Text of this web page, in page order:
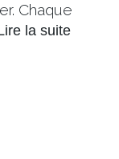
Chaque
la suite